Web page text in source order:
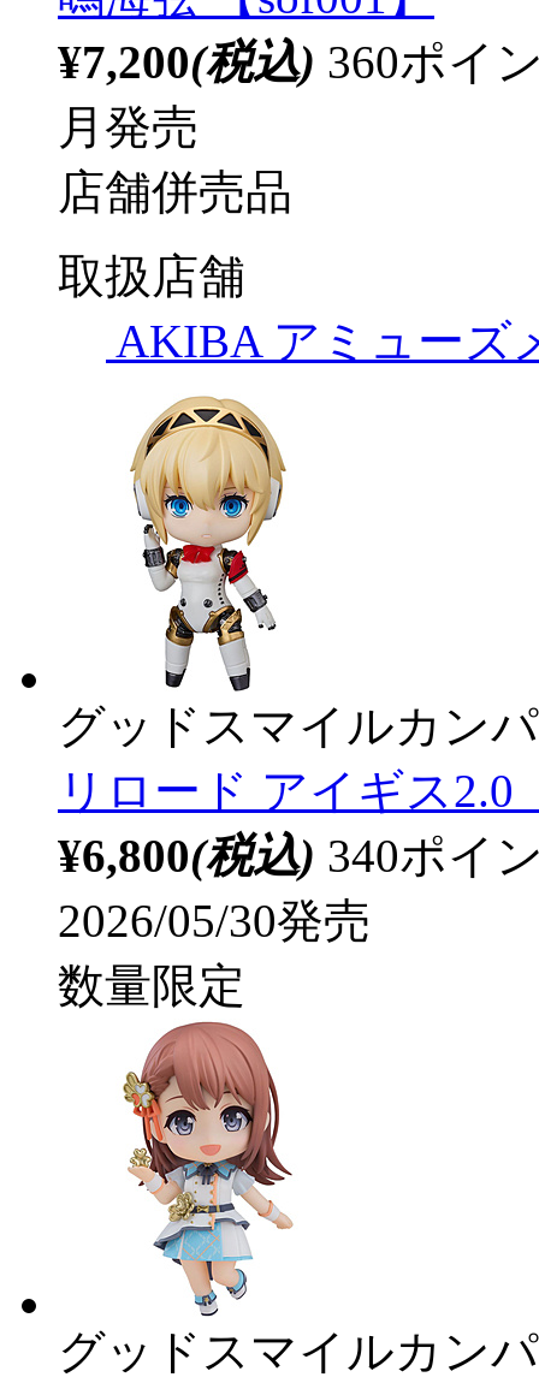
¥7,200(税込) 360ポイ
月発売
店舗併売品
取扱店舗
AKIBA アミューズ
グッドスマイルカン
リロード アイギス2.0
¥6,800(税込) 340ポイ
2026/05/30発売
数量限定
グッドスマイルカン